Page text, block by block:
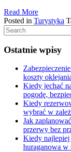
Read More
Posted in Turystyka
Ostatnie wpisy
koszty
Kiedy jechać
pogodę,
Kiedy
wybrać w
Jak
przerwy bez
Kiedy najlepiej
huraganowa w